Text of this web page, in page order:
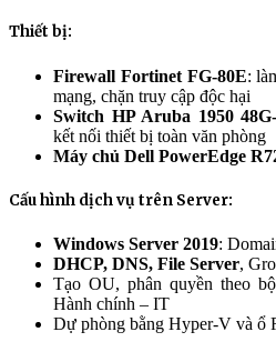
Thiết bị:
Firewall Fortinet FG-80E:
mạng, chặn truy cập độc hại
Switch HP Aruba 1950
kết nối thiết bị toàn văn phòng
Máy chủ Dell PowerEdge
Cấu hình dịch vụ trên Server:
Windows Server 2019:
DHCP, DNS, File Server,
Tạo OU, phân quyền theo
Hành chính – IT
Dự phòng bằng Hyper-V và ổ